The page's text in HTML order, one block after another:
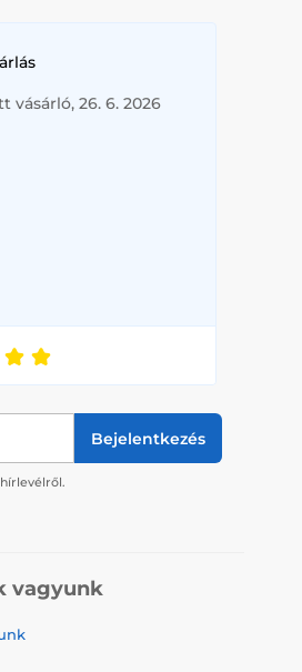
vásárló, 26. 6. 2026
Bejelentkezés
vagyunk